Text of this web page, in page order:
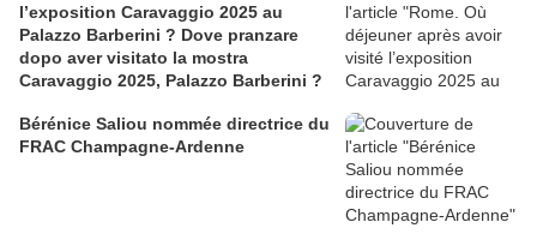
l’exposition Caravaggio 2025 au
Palazzo Barberini ? Dove pranzare
dopo aver visitato la mostra
Caravaggio 2025, Palazzo Barberini ?
Bérénice Saliou nommée directrice du
FRAC Champagne-Ardenne